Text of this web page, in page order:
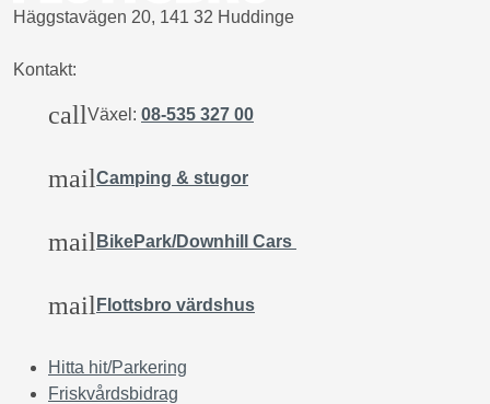
Häggstavägen 20, 141 32 Huddinge
Kontakt:
callVäxel: 08-535 327 00
mailCamping & stugor
mail BikePark/Downhill Cars
mail Flottsbro värdshus
Hitta hit/Parkering
Friskvårdsbidrag